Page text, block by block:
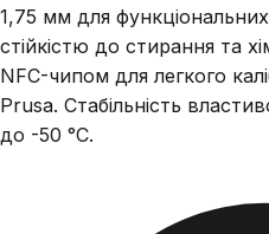
1,75 мм для
стійкістю до стирання та
NFC-чипом для легкого
Prusa. Стабільність
до -50 °C.